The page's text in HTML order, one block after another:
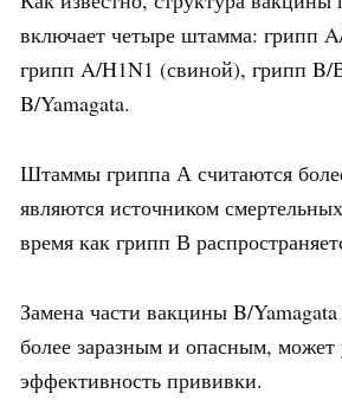
включает четыре штамма: грипп
грипп A/H1N1 (свиной), грипп B/
B/Yamagata.
Штаммы гриппа А считаются
являются источником
время как грипп В
Замена части вакцины B/
более заразным и опасным,
эффективность прививки.